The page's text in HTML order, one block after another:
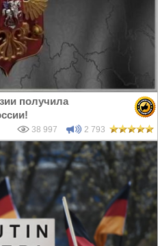
получила
38 997 2 793